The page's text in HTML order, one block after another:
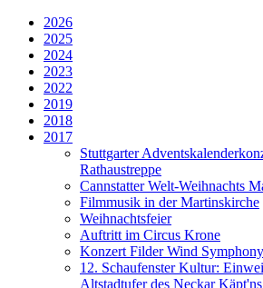
2026
2025
2024
2023
2022
2019
2018
2017
Stuttgarter
Rathaustreppe
Cannstatter Welt-Weihnachts
Filmmusik in der Martinskirche
Weihnachtsfeier
Auftritt im Circus Krone
Konzert Filder Wind Symphony
12. Schaufenster Kultur:
Altstadtufer des Neckar Käpt'ns